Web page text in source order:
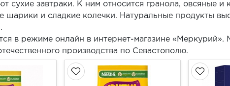
сухие завтраки. К ним относится гранола, овсяные и
и сладкие колечки. Натуральные продукты
в режиме онлайн в интернет-магазине «Меркурий».
производства по Севастополю.